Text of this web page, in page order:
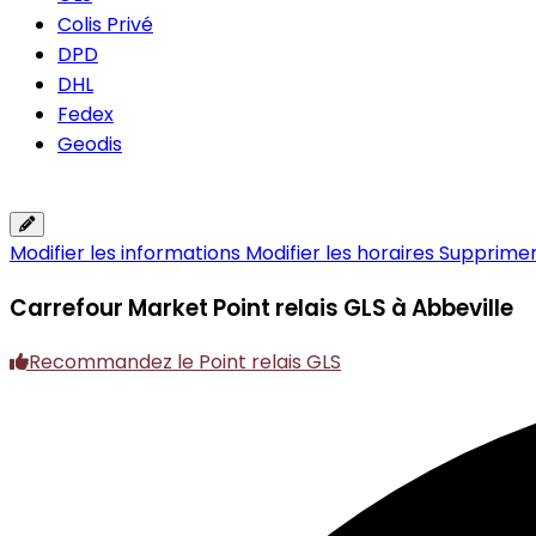
Colis Privé
DPD
DHL
Fedex
Geodis
Modifier les informations Modifier les horaires
Carrefour Market Point relais GLS à Abbeville
Recommandez le Point relais GLS